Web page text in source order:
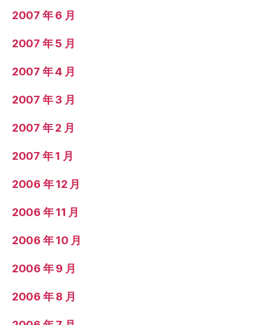
2007 年 6 月
2007 年 5 月
2007 年 4 月
2007 年 3 月
2007 年 2 月
2007 年 1 月
2006 年 12 月
2006 年 11 月
2006 年 10 月
2006 年 9 月
2006 年 8 月